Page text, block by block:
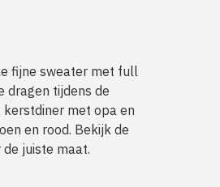
fijne sweater met full
dragen tijdens de
met opa en
en rood. Bekijk de
juiste maat.